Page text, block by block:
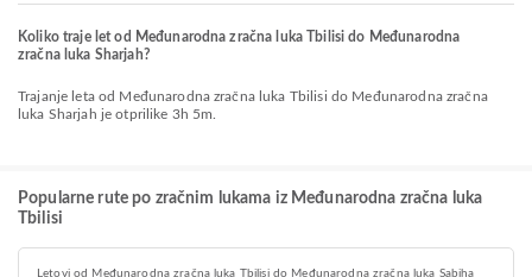
Koliko traje let od Međunarodna zračna luka Tbilisi do Međunarodna
zračna luka Sharjah?
Trajanje leta od Međunarodna zračna luka Tbilisi do Međunarodna zračna
luka Sharjah je otprilike 3h 5m.
Popularne rute po zračnim lukama iz Međunarodna zračna luka
Tbilisi
Letovi od Međunarodna zračna luka Tbilisi do Međunarodna zračna luka Sabiha